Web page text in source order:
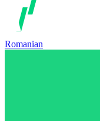
Romanian